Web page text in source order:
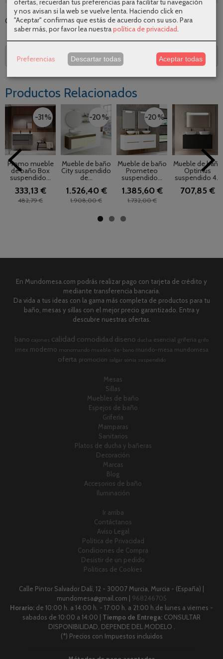
Categoría:Muebles de baño|Tags:|Comentarios
Descripción
Productos Relacionados
-31 %
Promo mueble
de baño Box
suspendido...
333,13 €
482,79 €
-20 %
Mueble de baño
City suspendido
de...
1.526,40 €
1.908,00 €
-20 %
Mueble de baño
Prometeo
suspendido...
1.385,60 €
1.732,00 €
Mueble de baño
Optimus
suspendido 4...
707,85 €
En Mundomesa.com podrás realizar pago con tarjeta de crédito y
mediante transferencia bancaria.
Da vida a tus ideas con la gama más completa de productos para tu
baño, mesas y sillas con el mejor precio garantizado. Entra y
descubre nuestras ofertas.
bano cajones calidad comodidad diseno ducha esencial griferia grifo
imex moderno monomando mueble-de-bano mundo-mesa mundomesa
oferta promocion salgar sonia suspendido
Mesas
Sillas
Muebles de baño
Espejos de baño
Grifería
Mamparas
Sanitarios
Platos de ducha y bañeras
Decoración
Marcas
Blog
Accesorios de baño
Iluminación
Ir arriba
Contáctanos
Aviso Legal
Política de Privacidad
Condiciones de Compra
Desistir de un pedido
Políticas de Cookies
Calle Pintor Salvador Dalí, 12 - 30007 Murcia, Murcia - (España) |
mundomesa@gmail.com | 968246705
Horario: de 10:00 h. a 14:00 h. - 17:00 h. a 21:00 h.de lunes a viernes -
sabados de 10:00 a 14:00 | Tiempo de Entrega: CONSULTAR
DISPONIBILIDAD, DEPENDE DEL MODELO .
(*) Precios con Impuestos incluidos
y nos avisan si la web se vuelve lenta. Haciendo click en
"Aceptar" confirmas que estás de acuerdo con su uso. Para
saber más, por favor lea nuestrapolítica de privacidad
Preferencias Descartar todas Aceptar todas